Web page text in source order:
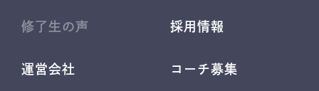
修了生の声
運営会社
採用情報
コーチ募集